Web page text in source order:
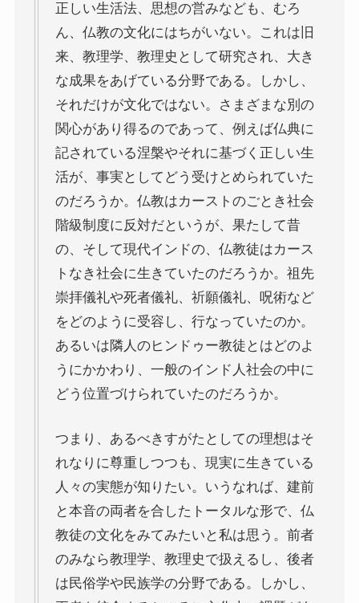
ドストエフスキー、妻と歩んだ運命の旅～狂気と愛
の西欧旅行
『ローマ旅行記』～劇場都市ローマの魅力とベルニ
ーニ巡礼
独ソ戦・冷戦下の世界
レーニン・スターリン時代のソ連の歴史
独ソ戦～ソ連とナチスの絶滅戦争
スターリンとヒトラーの虐殺・ホロコースト
冷戦世界の歴史・思想・文学に学ぶ
現代ロシアとロシア・ウクライナ戦争
紛争
マルクス・エンゲルス研究
マルクスは宗教的な現象か
おすすめマルクス・エンゲルス伝記
マルクス・エンゲルス著作と関連作品
正しい生活法、思想の営みなども、むろ
ん、仏教の文化にはちがいない。これは旧
来、教理学、教理史として研究され、大き
な成果をあげている分野である。しかし、
それだけが文化ではない。さまざまな別の
関心があり得るのであって、例えば仏典に
記されている涅槃やそれに基づく正しい生
活が、事実としてどう受けとめられていた
のだろうか。仏教はカーストのごとき社会
階級制度に反対だというが、果たして昔
の、そして現代インドの、仏教徒はカース
トなき社会に生きていたのだろうか。祖先
崇拝儀礼や死者儀礼、祈願儀礼、呪術など
をどのように受容し、行なっていたのか。
あるいは隣人のヒンドゥー教徒とはどのよ
うにかかわり、一般のインド人社会の中に
どう位置づけられていたのだろうか。
つまり、あるべきすがたとしての理想はそ
れなりに尊重しつつも、現実に生きている
人々の実態が知りたい。いうなれば、建前
と本音の両者を合したトータルな形で、仏
教徒の文化をみてみたいと私は思う。前者
のみなら教理学、教理史で扱えるし、後者
は民俗学や民族学の分野である。しかし、